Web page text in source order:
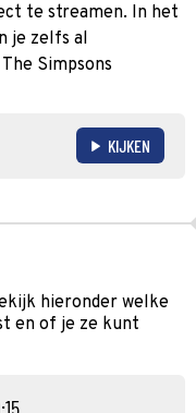
te streamen. In het
je zelfs al
Simpsons
KIJKEN
hieronder welke
en of je ze kunt